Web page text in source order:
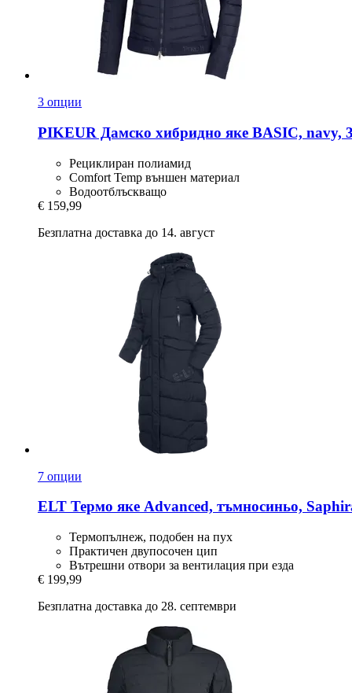
3 опции
PIKEUR Дамско хибридно яке BASIC, navy,
Рециклиран полиамид
Comfort Temp външен материал
Водоотблъскващо
€ 159,99
Безплатна доставка до 14. август
7 опции
ELT Термо яке Advanced, тъмносиньо,
Термопълнеж, подобен на пух
Практичен двупосочен цип
Вътрешни отвори за вентилация при езда
€ 199,99
Безплатна доставка до 28. септември